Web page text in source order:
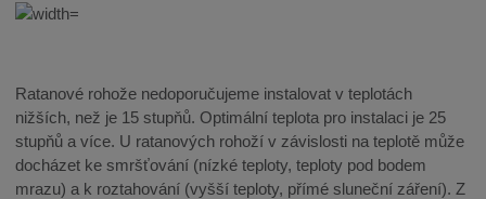
Ratanové rohože nedoporučujeme instalovat v teplotách
nižších, než je 15 stupňů. Optimální teplota pro instalaci je 25
stupňů a více. U ratanových rohoží v závislosti na teplotě může
docházet ke smršťování (nízké teploty, teploty pod bodem
mrazu) a k roztahování (vyšší teploty, přímé sluneční záření). Z